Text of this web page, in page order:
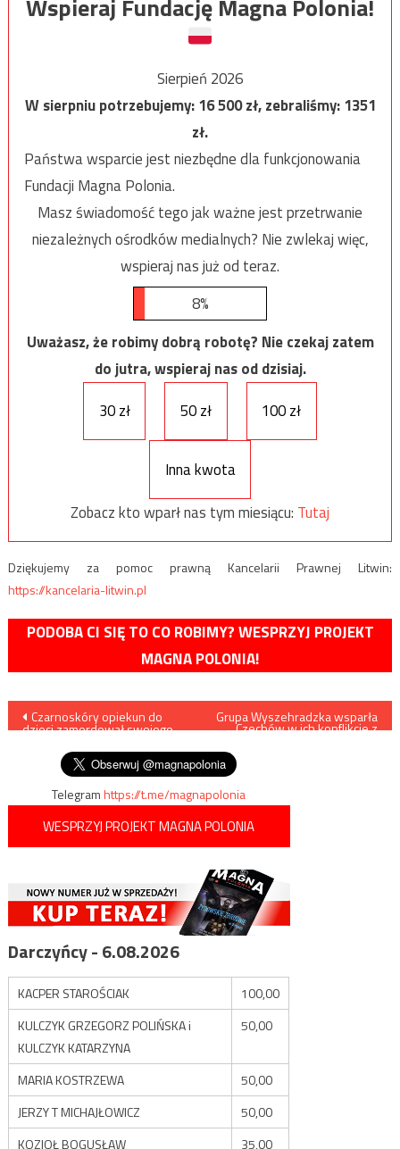
Wspieraj Fundację Magna Polonia!
Sierpień 2026
W sierpniu potrzebujemy:16 500zł, zebraliśmy:1351
zł.
Państwa wsparcie jest niezbędne dla funkcjonowania
Fundacji Magna Polonia.
Masz świadomość tego jak ważne jest przetrwanie
niezależnych ośrodków medialnych? Nie zwlekaj więc,
wspieraj nas już od teraz.
8%
Uważasz, że robimy dobrą robotę? Nie czekaj zatem
do jutra, wspieraj nas od dzisiaj.
30 zł
50 zł 100 zł
Inna kwota
Zobacz kto wparł nas tym miesiącu: Tutaj
Dziękujemy za pomoc prawną Kancelarii Prawnej Litwin:
https://kancelaria-litwin.pl
PODOBA CI SIĘ TO CO ROBIMY? WESPRZYJ PROJEKT
MAGNA POLONIA!
Nawigacja
wpisu
Czarnoskóry opiekun do
dzieci zamordował swojego
Grupa Wyszehradzka wsparła
Czechów w ich konflikcie z
Telegramhttps://t.me/magnapolonia
WESPRZYJ PROJEKT MAGNA POLONIA
Darczyńcy - 6.08.2026
KACPER STAROŚCIAK
100,00
KULCZYK GRZEGORZ POLIŃSKA i
KULCZYK KATARZYNA
50,00
MARIA KOSTRZEWA
50,00
JERZY T MICHAJŁOWICZ
50,00
KOZIOŁ BOGUSŁAW
35,00